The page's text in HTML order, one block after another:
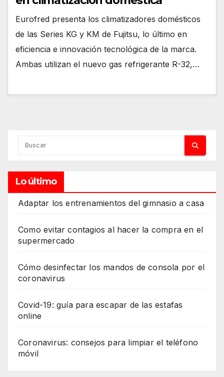
Eurofred presenta los climatizadores domésticos
de las Series KG y KM de Fujitsu, lo último en
eficiencia e innovación tecnológica de la marca.
Ambas utilizan el nuevo gas refrigerante R-32,…
Lo último
Adaptar los entrenamientos del gimnasio a casa
Como evitar contagios al hacer la compra en el
supermercado
Cómo desinfectar los mandos de consola por el
coronavirus
Covid-19: guía para escapar de las estafas
online
Coronavirus: consejos para limpiar el teléfono
móvil